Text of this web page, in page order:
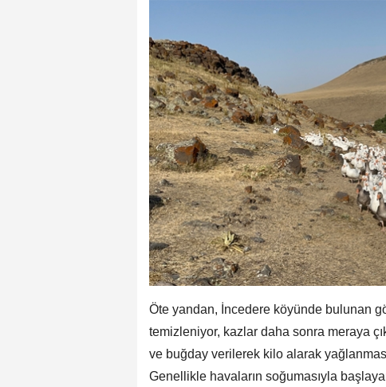
Öte yandan, İncedere köyünde bulunan
temizleniyor, kazlar daha sonra meraya
ve buğday verilerek kilo alarak
Genellikle havaların soğumasıyla